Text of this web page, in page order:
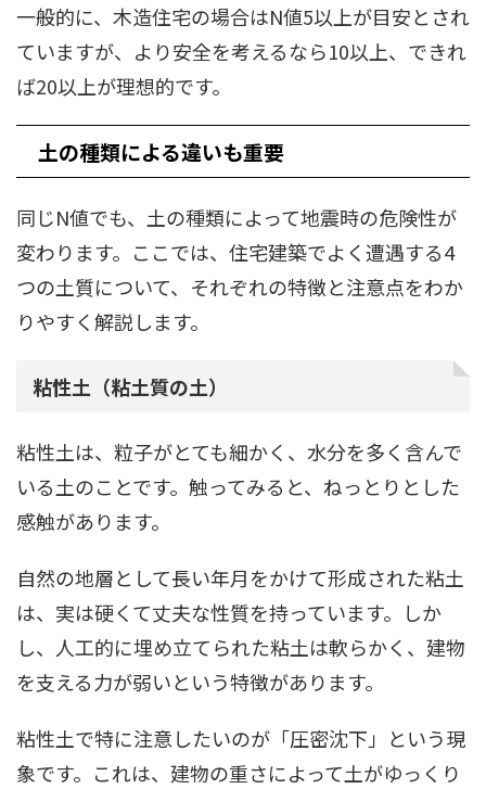
一般的に、木造住宅の場合はN値5以上が目安とされ
ていますが、より安全を考えるなら10以上、できれ
ば20以上が理想的です。
土の種類による違いも重要
同じN値でも、土の種類によって地震時の危険性が
変わります。ここでは、住宅建築でよく遭遇する4
つの土質について、それぞれの特徴と注意点をわか
りやすく解説します。
粘性土（粘土質の土）
粘性土は、粒子がとても細かく、水分を多く含んで
いる土のことです。触ってみると、ねっとりとした
感触があります。
自然の地層として長い年月をかけて形成された粘土
は、実は硬くて丈夫な性質を持っています。しか
し、人工的に埋め立てられた粘土は軟らかく、建物
を支える力が弱いという特徴があります。
粘性土で特に注意したいのが「圧密沈下」という現
象です。これは、建物の重さによって土がゆっくり